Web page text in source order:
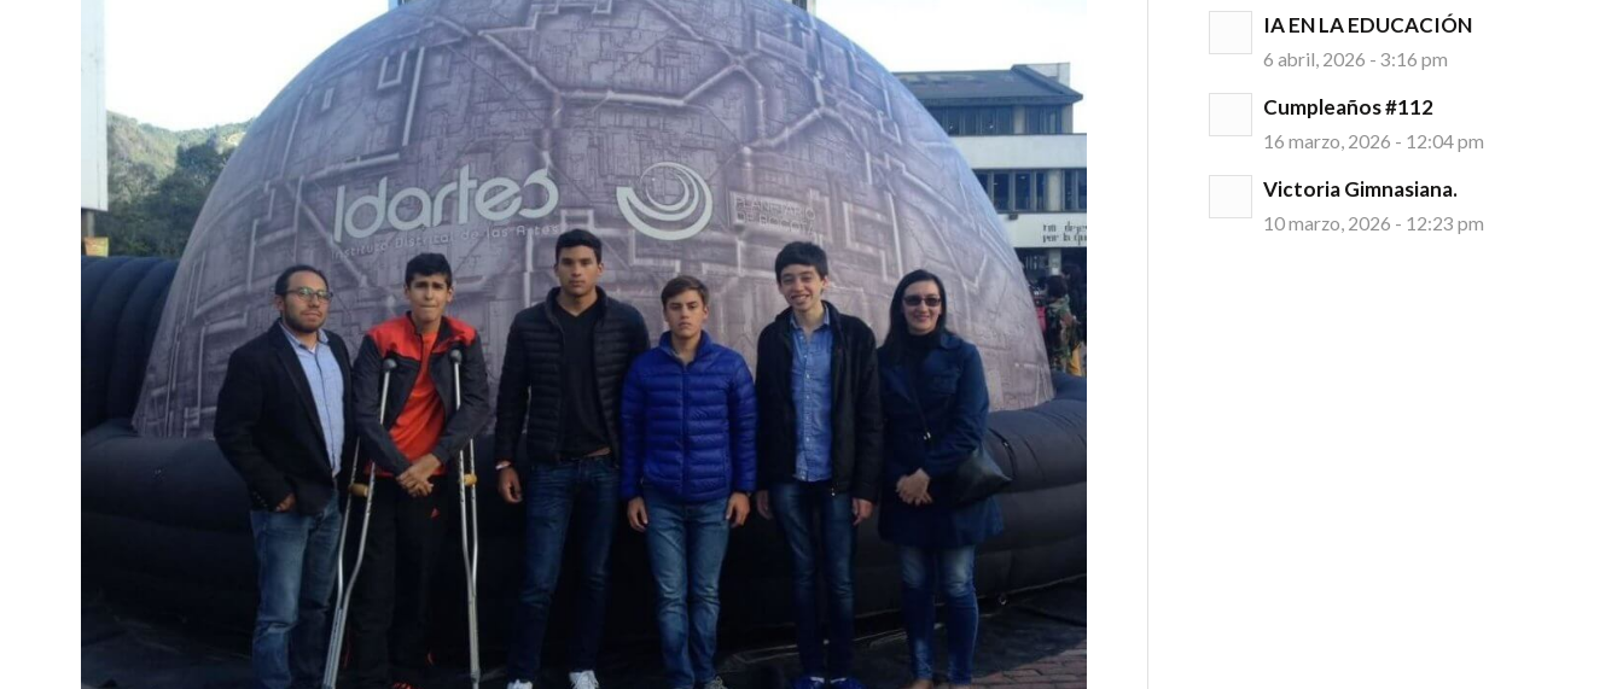
IA EN LA EDUCACIÓN
6 abril, 2026 - 3:16 pm
Cumpleaños #112
16 marzo, 2026 - 12:04 pm
Victoria Gimnasiana.
10 marzo, 2026 - 12:23 pm